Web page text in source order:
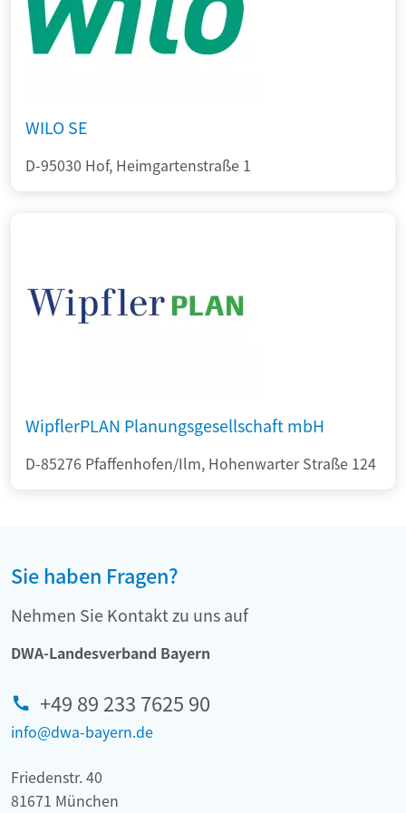
WILO SE
D-95030 Hof, Heimgartenstraße 1
WipflerPLAN Planungsgesellschaft mbH
D-85276 Pfaffenhofen/Ilm, Hohenwarter Straße 124
Sie haben Fragen?
Nehmen Sie Kontakt zu uns auf
DWA-Landesverband Bayern
+49 89 233 7625 90
info@dwa-bayern.de
Friedenstr. 40
81671 München